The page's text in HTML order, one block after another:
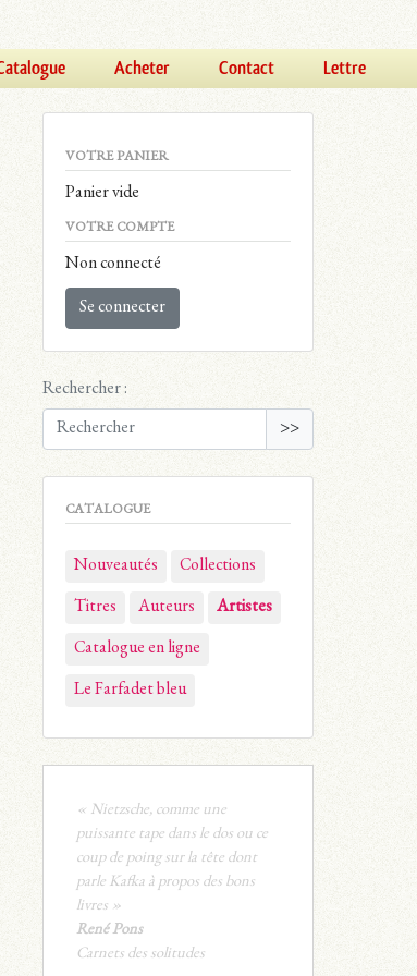
Acheter Contact Lettre
VOTRE PANIER
Panier vide
VOTRE COMPTE
Non connecté
Se connecter
Rechercher :
>>
CATALOGUE
Nouveautés Collections
Titres Auteurs Artistes
Catalogue en ligne
Le Farfadet bleu
« Nietzsche, comme une
puissante tape dans le dos ou ce
coup de poing sur la tête dont
parle Kafka à propos des bons
livres »
René Pons
Carnets des solitudes